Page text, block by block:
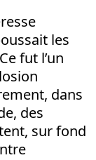
les
fut l’un
dans
des
sur fond